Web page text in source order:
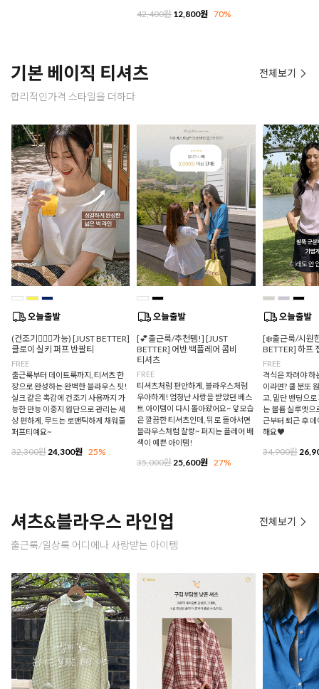
42,400원12,800원 70%
기본 베이직 티셔츠
합리적인가격 스타일을 더하다
전체보기
(건조기🙆🏻‍♀️가능) [JUST BETTER]
클로이 실키 퍼프 반팔티
FREE
출근룩부터 데이트룩까지, 티셔츠 한
장으로 완성하는 완벽한 블라우스 핏!
실크 같은 촉감에 건조기 사용까지 가
능한 만능 이중지 원단으로 관리는 세
상 편하게, 무드는 로맨틱하게 채워줄
퍼프티예요~
32,300원24,300원 25%
[💕출근룩/추천템!] [JUST
BETTER] 어반 백플레어 콤비
티셔츠
FREE
티셔츠처럼 편안하게, 블라우스처럼
우아하게! 엄청난 사랑을 받았던 베스
트 아이템이 다시 돌아왔어요~ 앞모습
은 깔끔한 티셔츠인데, 뒤로 돌아서면
블라우스처럼 찰랑~ 퍼지는 플레어 배
색이 예쁜 아이템!
35,000원25,600원 27%
[❄️출근룩/시원
BETTER] 하프
FREE
격식은 차려야 하
이라면? 쿨 분또
고, 밑단 밴딩으
는 볼륨 실루엣으
근부터 퇴근 후
해요♥
34,900원
셔츠&블라우스 라인업
출근룩/일상룩 어디에나 사랑받는 아이템
전체보기